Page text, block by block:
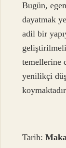
Bugün,
dayatmak
adil bir
temellerine
yenilikçi
Tarih: